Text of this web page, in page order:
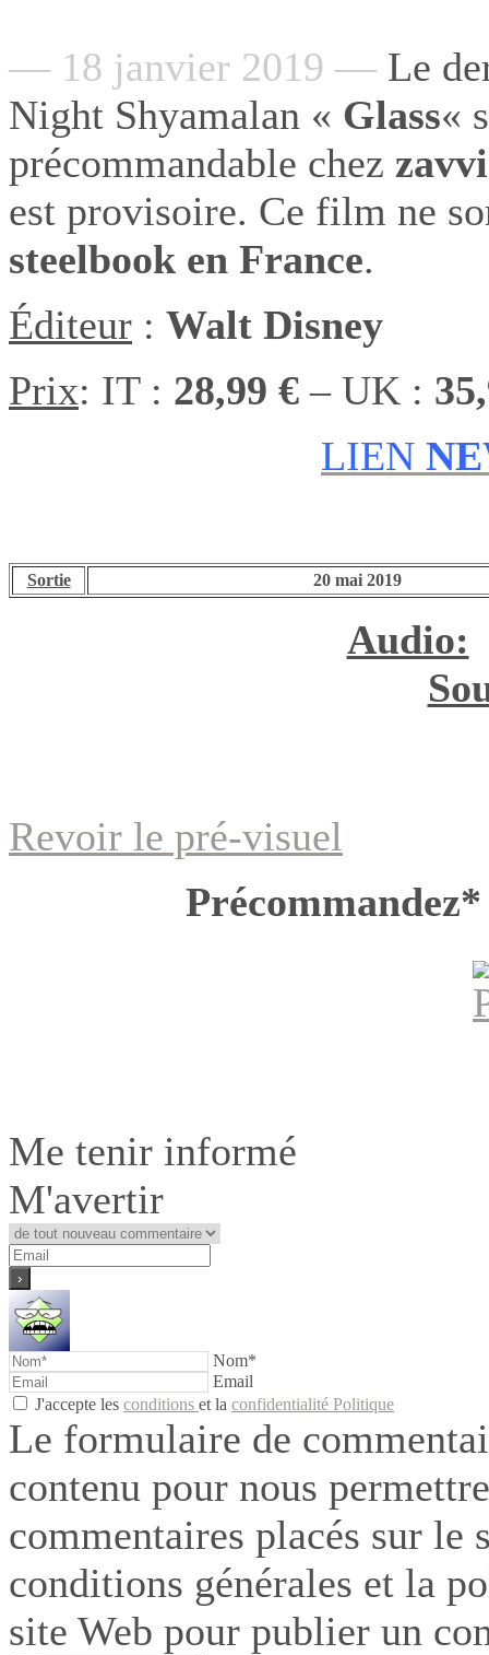
— 18 janvier 2019 — Le
Night Shyamalan « Glass«
précommandable chez zavvi
est provisoire. Ce film ne
steelbook en France.
Éditeur : Walt Disney
Prix: IT : 28,99 € – UK :
LIEN
Sortie 20 mai 2019
Audio:
Revoir le pré-visuel
Me tenir informé
M'avertir
Nom*
Email
J'accepte les conditions et la confidentialité Politique
Le formulaire de
contenu pour nous
commentaires placés sur
conditions générales et la
site Web pour publier un